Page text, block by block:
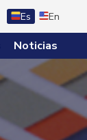
Es En
Noticias